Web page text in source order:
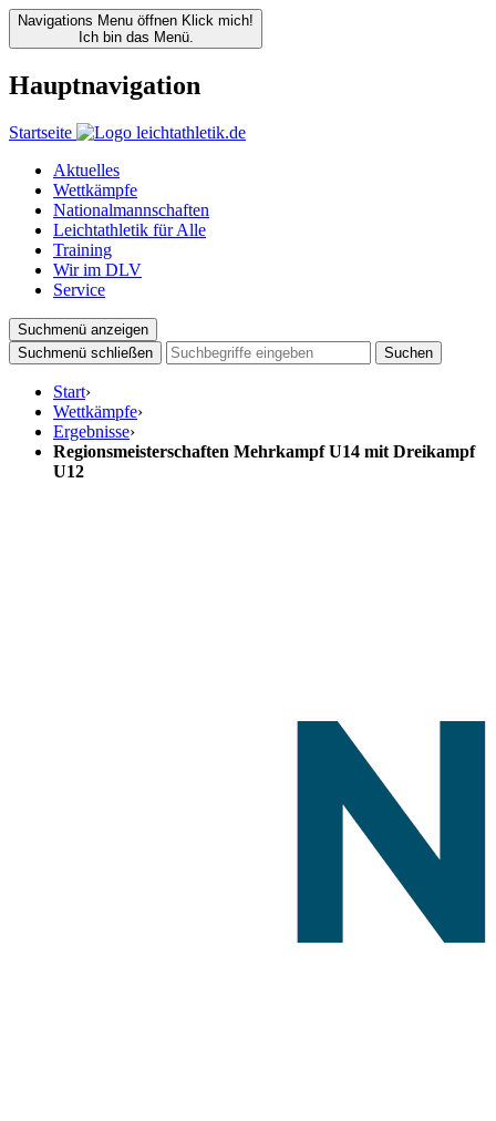
Navigations Menu öffnen Klick mich!
Ich bin das Menü.
Hauptnavigation
Startseite
Aktuelles
Wettkämpfe
Nationalmannschaften
Leichtathletik für Alle
Training
Wir im DLV
Service
Suchmenü anzeigen
Suchmenü schließen
Suchen
Start›
Wettkämpfe›
Ergebnisse›
Regionsmeisterschaften Mehrkampf U14 mit Dreikampf
U12